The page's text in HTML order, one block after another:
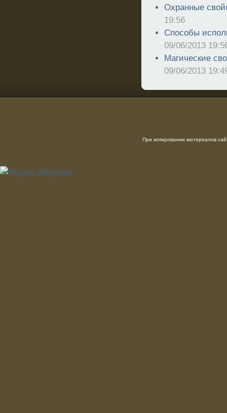
Охранные
19:56
Cпособы
09/06/2013
Магические
09/06/2013
При копировании материалов